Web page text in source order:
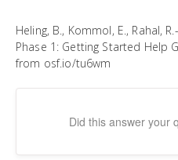
Heling, B., Kommol, E., Rahal,
Phase 1: Getting Started Help
from osf.io/tu6wm
Did this answer your